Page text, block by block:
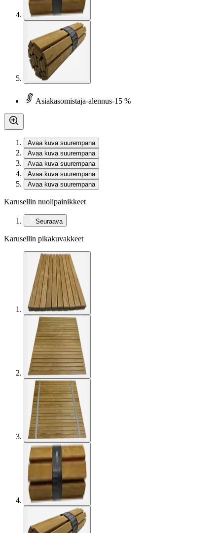
Asiakasomistaja-alennus-15 %
Avaa kuva suurempana
Avaa kuva suurempana
Avaa kuva suurempana
Avaa kuva suurempana
Avaa kuva suurempana
Karusellin nuolipainikkeet
Seuraava
Karusellin pikakuvakkeet